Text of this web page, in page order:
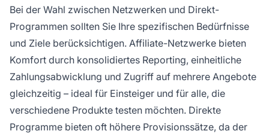
Bei der Wahl zwischen Netzwerken und Direkt-
Programmen sollten Sie Ihre spezifischen Bedürfnisse
und Ziele berücksichtigen. Affiliate-Netzwerke bieten
Komfort durch konsolidiertes Reporting, einheitliche
Zahlungsabwicklung und Zugriff auf mehrere Angebote
gleichzeitig – ideal für Einsteiger und für alle, die
verschiedene Produkte testen möchten. Direkte
Programme bieten oft höhere Provisionssätze, da der